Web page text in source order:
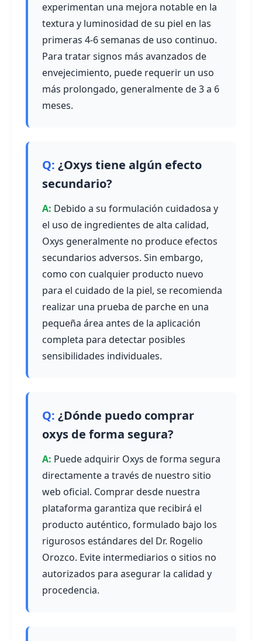
experimentan una mejora notable en la
textura y luminosidad de su piel en las
primeras 4-6 semanas de uso continuo.
Para tratar signos más avanzados de
envejecimiento, puede requerir un uso
más prolongado, generalmente de 3 a 6
meses.
¿Oxys tiene algún efecto
secundario?
Debido a su formulación cuidadosa y
el uso de ingredientes de alta calidad,
Oxys generalmente no produce efectos
secundarios adversos. Sin embargo,
como con cualquier producto nuevo
para el cuidado de la piel, se recomienda
realizar una prueba de parche en una
pequeña área antes de la aplicación
completa para detectar posibles
sensibilidades individuales.
¿Dónde puedo comprar
oxys de forma segura?
Puede adquirir Oxys de forma segura
directamente a través de nuestro sitio
web oficial. Comprar desde nuestra
plataforma garantiza que recibirá el
producto auténtico, formulado bajo los
rigurosos estándares del Dr. Rogelio
Orozco. Evite intermediarios o sitios no
autorizados para asegurar la calidad y
procedencia.